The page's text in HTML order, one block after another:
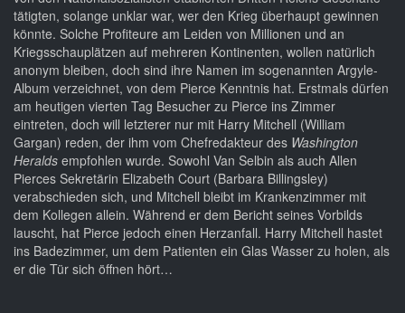
tätigten, solange unklar war, wer den Krieg überhaupt gewinnen
könnte. Solche Profiteure am Leiden von Millionen und an
Kriegsschauplätzen auf mehreren Kontinenten, wollen natürlich
anonym bleiben, doch sind ihre Namen im sogenannten Argyle-
Album verzeichnet, von dem Pierce Kenntnis hat. Erstmals dürfen
am heutigen vierten Tag Besucher zu Pierce ins Zimmer
eintreten, doch will letzterer nur mit Harry Mitchell (William
Gargan) reden, der ihm vom Chefredakteur des Washington
Heralds empfohlen wurde. Sowohl Van Selbin als auch Allen
Pierces Sekretärin Elizabeth Court (Barbara Billingsley)
verabschieden sich, und Mitchell bleibt im Krankenzimmer mit
dem Kollegen allein. Während er dem Bericht seines Vorbilds
lauscht, hat Pierce jedoch einen Herzanfall. Harry Mitchell hastet
ins Badezimmer, um dem Patienten ein Glas Wasser zu holen, als
er die Tür sich öffnen hört…